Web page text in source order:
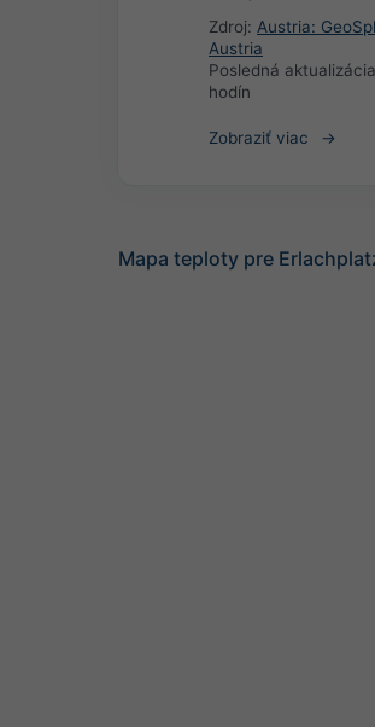
Zdroj: Austria:
Austria
Posledná
hodín
Zobraziť viac
Mapa teploty pre